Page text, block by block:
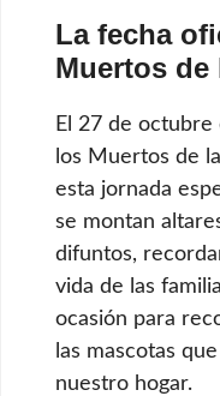
La fecha
Muertos de
El 27 de
los Muertos de
esta jornada
se montan
difuntos,
vida de las
ocasión para
las mascotas
nuestro hogar.